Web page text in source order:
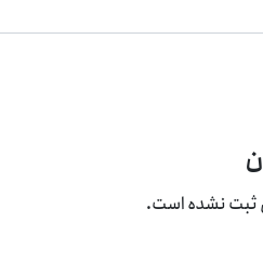
ثبت نشده است.